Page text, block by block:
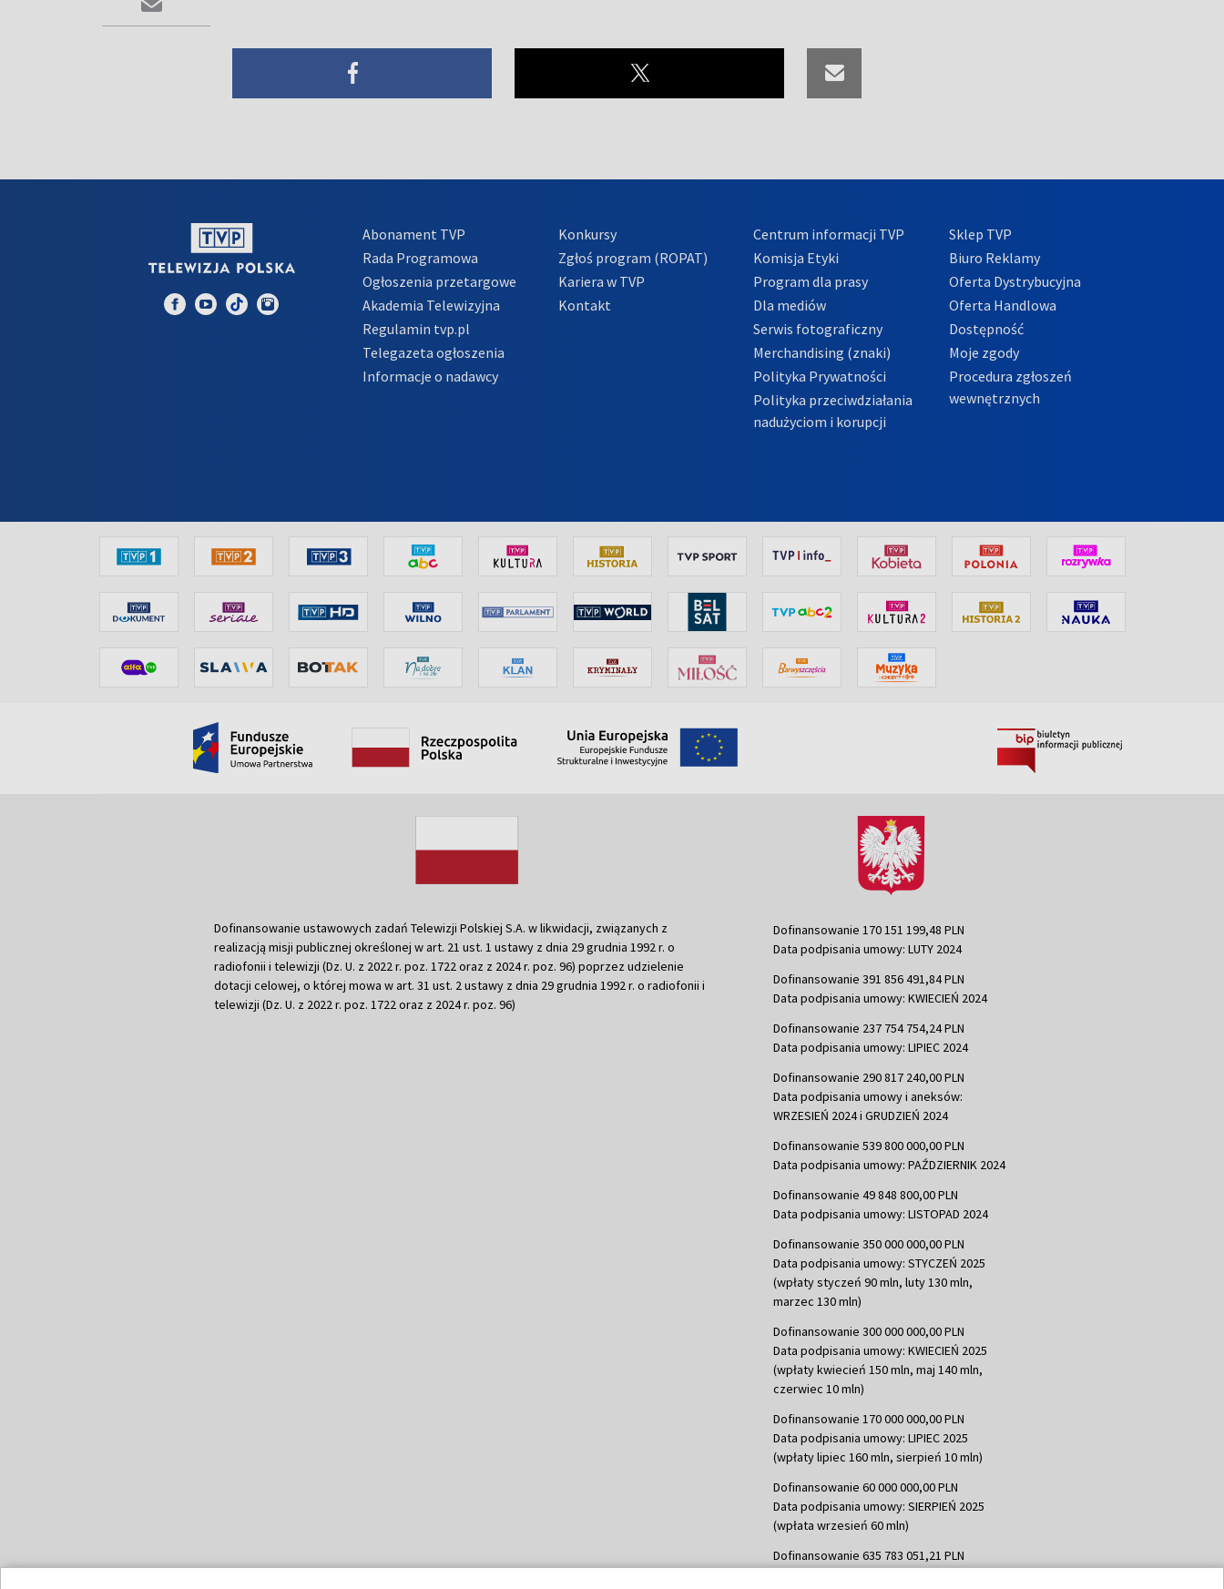
Abonament TVP
Rada Programowa
Ogłoszenia przetargowe
Akademia Telewizyjna
Regulamin tvp.pl
Telegazeta ogłoszenia
Informacje o nadawcy
Konkursy
Zgłoś program (ROPAT)
Kariera w TVP
Kontakt
Centrum informacji TVP
Komisja Etyki
Program dla prasy
Dla mediów
Serwis fotograficzny
Merchandising (znaki)
Polityka Prywatności
Polityka przeciwdziałania
nadużyciom i korupcji
Sklep TVP
Biuro Reklamy
Oferta Dystrybucyjna
Oferta Handlowa
Dostępność
Moje zgody
Procedura zgłoszeń
wewnętrznych
Dofinansowanie ustawowych zadań Telewizji Polskiej S.A. w likwidacji, związanych z
realizacją misji publicznej określonej w art. 21 ust. 1 ustawy z dnia 29 grudnia 1992 r. o
radiofonii i telewizji (Dz. U. z 2022 r. poz. 1722 oraz z 2024 r. poz. 96) poprzez udzielenie
dotacji celowej, o której mowa w art. 31 ust. 2 ustawy z dnia 29 grudnia 1992 r. o radiofonii i
telewizji (Dz. U. z 2022 r. poz. 1722 oraz z 2024 r. poz. 96)
Dofinansowanie 170 151 199,48 PLN
Data podpisania umowy: LUTY 2024
Dofinansowanie 391 856 491,84 PLN
Data podpisania umowy: KWIECIEŃ 2024
Dofinansowanie 237 754 754,24 PLN
Data podpisania umowy: LIPIEC 2024
Dofinansowanie 290 817 240,00 PLN
Data podpisania umowy i aneksów:
WRZESIEŃ 2024 i GRUDZIEŃ 2024
Dofinansowanie 539 800 000,00 PLN
Data podpisania umowy: PAŹDZIERNIK 2024
Dofinansowanie 49 848 800,00 PLN
Data podpisania umowy: LISTOPAD 2024
Dofinansowanie 350 000 000,00 PLN
Data podpisania umowy: STYCZEŃ 2025
(wpłaty styczeń 90 mln, luty 130 mln,
marzec 130 mln)
Dofinansowanie 300 000 000,00 PLN
Data podpisania umowy: KWIECIEŃ 2025
(wpłaty kwiecień 150 mln, maj 140 mln,
czerwiec 10 mln)
Dofinansowanie 170 000 000,00 PLN
Data podpisania umowy: LIPIEC 2025
(wpłaty lipiec 160 mln, sierpień 10 mln)
Dofinansowanie 60 000 000,00 PLN
Data podpisania umowy: SIERPIEŃ 2025
(wpłata wrzesień 60 mln)
Dofinansowanie 635 783 051,21 PLN